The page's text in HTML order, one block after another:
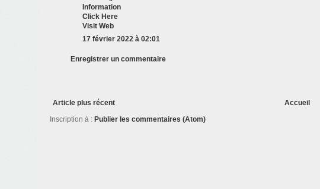
Information
Click Here
Visit Web
17 février 2022 à 02:01
Enregistrer un commentaire
Article plus récent
Accueil
Inscription à : Publier les commentaires (Atom)